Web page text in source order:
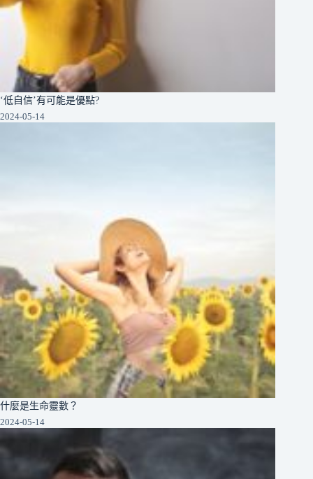
‘低自信’有可能是優點?
2024-05-14
什麼是生命靈數？
2024-05-14